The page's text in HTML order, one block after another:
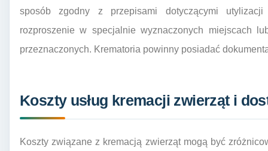
sposób zgodny z przepisami dotyczącymi
rozproszenie w specjalnie wyznaczonych miejscach
przeznaczonych. Krematoria powinny posiadać
Koszty usług kremacji zwierząt i
Koszty związane z kremacją zwierząt mogą być